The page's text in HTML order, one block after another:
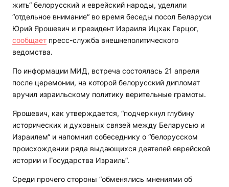
жить“ белорусский и еврейский народы, уделили
“отдельное внимание“ во время беседы посол Беларуси
Юрий Ярошевич и президент Израиля Ицхак Герцог,
сообщает пресс-служба внешнеполитического
ведомства.
По информации МИД, встреча состоялась 21 апреля
после церемонии, на которой белорусский дипломат
вручил израильскому политику верительные грамоты.
Ярошевич, как утверждается, “подчеркнул глубину
исторических и духовных связей между Беларусью и
Израилем“ и напомнил собеседнику о “белорусском
происхождении ряда выдающихся деятелей еврейской
истории и Государства Израиль“.
Среди прочего стороны “обменялись мнениями об